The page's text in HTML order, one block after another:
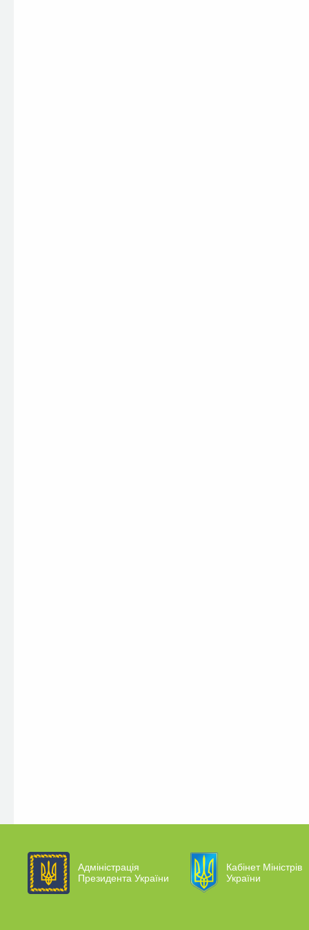
Адміністрація
Президента України
Кабінет Міністрів
України